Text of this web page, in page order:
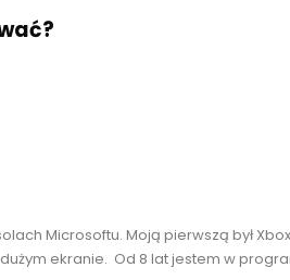
Microsoftu. Moją pierwszą był
ekranie. Od 8 lat jestem w